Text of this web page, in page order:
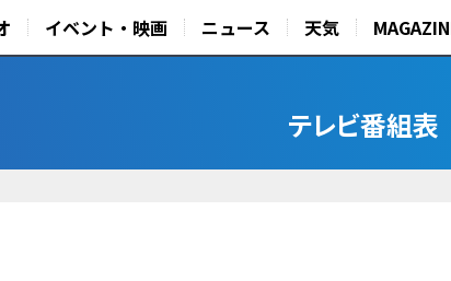
イベント・映画 ニュース 天気
テレビ番組表